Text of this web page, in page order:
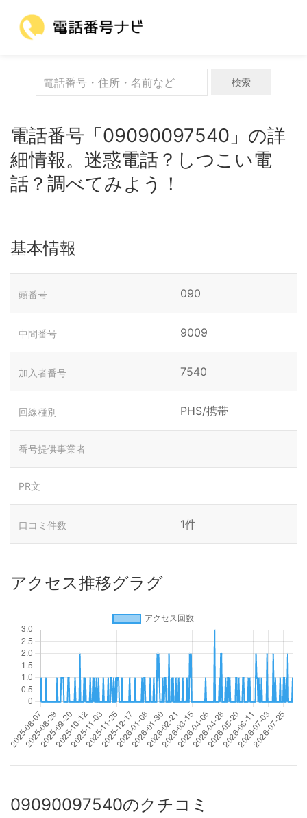
検索
電話番号「09090097540」の詳
細情報。迷惑電話？しつこい電
話？調べてみよう！
基本情報
頭番号 090
中間番号 9009
加入者番号 7540
回線種別 PHS/携帯
番号提供事業者
PR文
口コミ件数 1件
アクセス推移グラグ
09090097540のクチコミ